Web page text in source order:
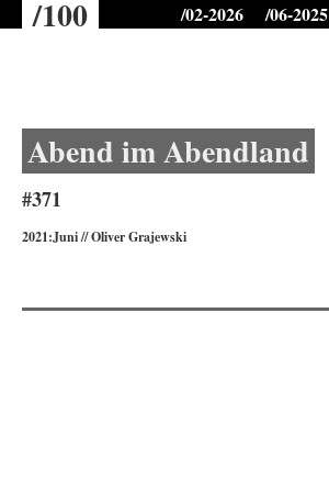
/100 /02-2026 /06-2025
Abend im Abendland
#371
2021:Juni//Oliver Grajewski